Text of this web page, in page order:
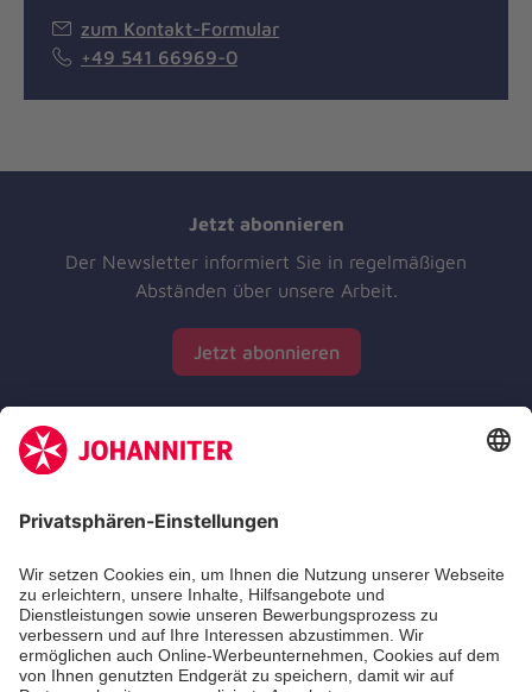
zum Kontakt-Formular
+49 541 66969-0
Jetzt abonnieren
Der Newsletter informiert Sie in regelmäßigen
Abständen über unsere Arbeit.
Jetzt abonnieren
Zertifizierung der Johanniter-Unfall-Hilfe e.V.
Die Johanniter GmbH führt das Spendenzertifikat
des Deutschen Spendenrats e.V.